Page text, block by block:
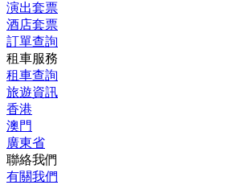
演出套票
酒店套票
訂單查詢
租車服務
租車查詢
旅遊資訊
香港
澳門
廣東省
聯絡我們
有關我們